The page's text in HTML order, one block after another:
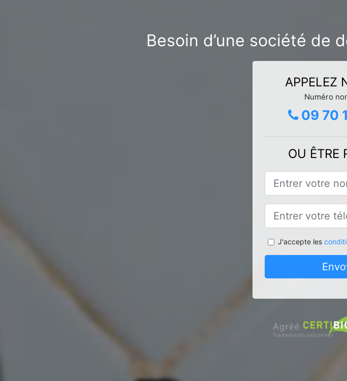
Besoin d’une société de
APPELEZ
Numéro
09 70
OU ÊTRE
J'accepte les